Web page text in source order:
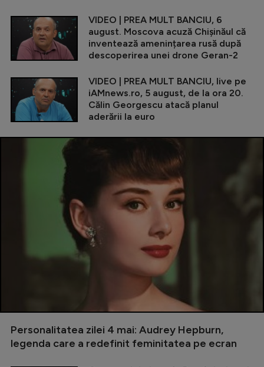
VIDEO | PREA MULT BANCIU, 6
august. Moscova acuză Chișinăul că
inventează amenințarea rusă după
descoperirea unei drone Geran-2
VIDEO | PREA MULT BANCIU, live pe
iAMnews.ro, 5 august, de la ora 20.
Călin Georgescu atacă planul
aderării la euro
Personalitatea zilei 4 mai: Audrey Hepburn,
legenda care a redefinit feminitatea pe ecran